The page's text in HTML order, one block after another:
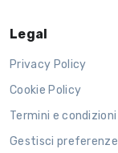
Legal
Privacy Policy
Cookie Policy
Termini e condizioni
Gestisci